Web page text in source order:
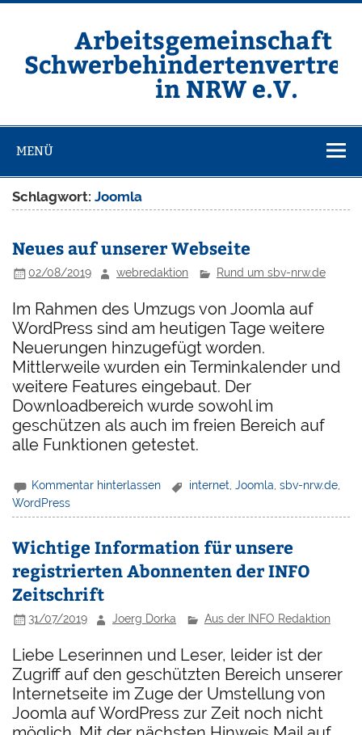
Zum
Arbeitsgemeinschaft
in NRW e.V.
MENÜ
Schlagwort:Joomla
Neues auf unserer Webseite
02/08/2019 webredaktion Rund um sbv-nrw.de
Im Rahmen des Umzugs von Joomla auf
WordPress sind am heutigen Tage weitere
Neuerungen hinzugefügt worden.
Mittlerweile wurden ein Terminkalender und
weitere Features eingebaut. Der
Downloadbereich wurde sowohl im
geschützen als auch im freien Bereich auf
alle Funktionen getestet.
Kommentar hinterlassen internet,Joomla,sbv-nrw.de,
WordPress
Wichtige Information für unsere
registrierten Abonnenten der INFO
Zeitschrift
31/07/2019 Joerg Dorka Aus der INFO Redaktion
Liebe Leserinnen und Leser, leider ist der
Zugriff auf den geschützten Bereich unserer
Internetseite im Zuge der Umstellung von
Joomla auf WordPress zur Zeit noch nicht